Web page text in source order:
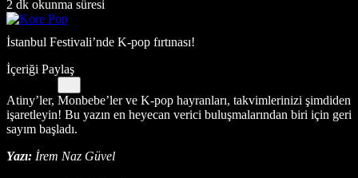
2 dk okunma süresi
İstanbul Festivali’nde K-pop fırtınası!
İçeriği Paylaş
Atiny’ler, Monbebe’ler ve K-pop hayranları, takvimlerinizi şimdiden
işaretleyin! Bu yazın en heyecan verici buluşmalarından biri için geri
sayım başladı.
Yazı: İrem Naz Güvel